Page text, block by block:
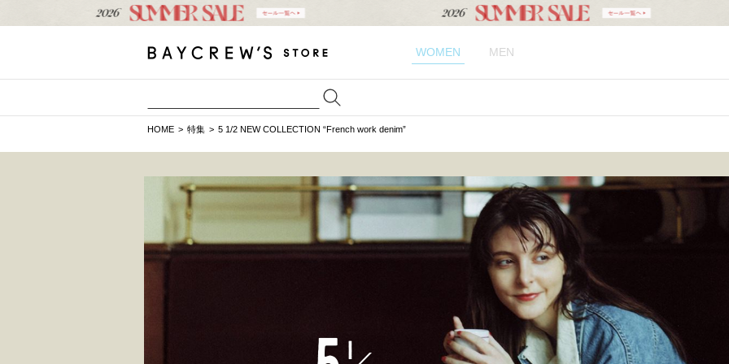
WOMEN MEN
HOME 特集 5 1/2 NEW COLLECTION “French work denim”